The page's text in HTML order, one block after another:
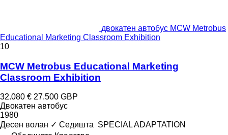
двокатен автобус MCW Metrobus
Educational Marketing Classroom Exhibition
10
MCW Metrobus Educational Marketing
Classroom Exhibition
32.080 € 27.500 GBP
Двокатен автобус
1980
Десен волан ✓ Седишта SPECIAL ADAPTATION